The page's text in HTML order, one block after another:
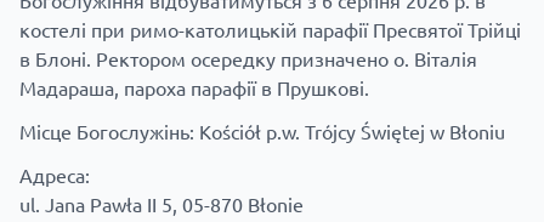
костелі при римо-католицькій парафії Пресвятої Трійці
в Блоні. Ректором осередку призначено о. Віталія
Мадараша, пароха парафії в Прушкові.
Місце Богослужінь: Kościół p.w. Trójcy Świętej w Błoniu
Адреса:
ul. Jana Pawła II 5, 05-870 Błonie